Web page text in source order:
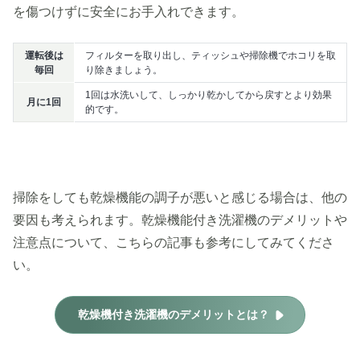
を傷つけずに安全にお手入れできます。
運転後は
毎回
フィルターを取り出し、ティッシュや掃除機でホコリを取
り除きましょう。
月に1回
1回は水洗いして、しっかり乾かしてから戻すとより効果
的です。
掃除をしても乾燥機能の調子が悪いと感じる場合は、他の
要因も考えられます。乾燥機能付き洗濯機のデメリットや
注意点について、こちらの記事も参考にしてみてくださ
い。
乾燥機付き洗濯機のデメリットとは？